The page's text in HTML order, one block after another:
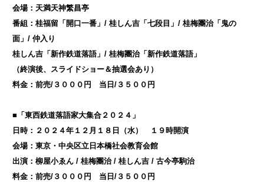
会場：天満天神繁昌亭
番組：桂福留「開口一番」/ 桂しん吉「七段目」/ 桂梅團治「鬼の
面」/ 仲入り
桂しん吉「新作鉄道落語」/ 桂梅團治「新作鉄道落語」
（終演後、スライドショー＆抽選会あり）
料金：前売/３０００円 当日/３５００円
■「東西鉄道落語家大集合２０２４」
日時：２０２４年１２月１８日（水） １９時開演
会場：東京・中央区立日本橋社会教育会館
出演：柳屋小ゑん / 桂梅團治 / 桂しん吉 / 古今亭駒治
料金：前売/３０００円 当日/３５００円